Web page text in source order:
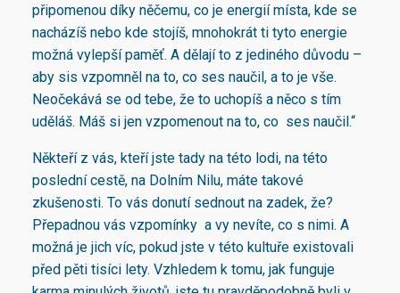
připomenou díky něčemu, co je energií místa, kde se
nacházíš nebo kde stojíš, mnohokrát ti tyto energie
možná vylepší paměť. A dělají to z jediného důvodu –
aby sis vzpomněl na to, co ses naučil, a to je vše.
Neočekává se od tebe, že to uchopíš a něco s tím
uděláš. Máš si jen vzpomenout na to, co ses naučil.“
Někteří z vás, kteří jste tady na této lodi, na této
poslední cestě, na Dolním Nilu, máte takové
zkušenosti. To vás donutí sednout na zadek, že?
Přepadnou vás vzpomínky a vy nevíte, co s nimi. A
možná je jich víc, pokud jste v této kultuře existovali
před pěti tisíci lety. Vzhledem k tomu, jak funguje